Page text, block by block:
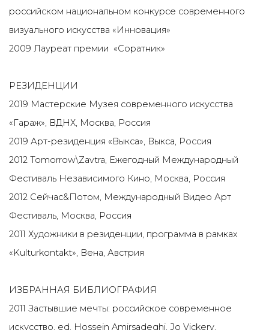
российском национальном конкурсе современного
визуального искусства «Инновация»
2009 Лауреат премии «Соратник»
РЕЗИДЕНЦИИ
2019 Мастерские Музея современного искусства
«Гараж», ВДНХ, Москва, Россия
2019 Арт-резиденция «Выкса», Выкса, Россия
2012 Tomorrow\Zavtra, Ежегодный Международный
Фестиваль Независимого Кино, Москва, Россия
2012 Сейчас&Потом, Международный Видео Арт
Фестиваль, Москва, Россия
2011 Художники в резиденции, программа в рамках
«Kulturkontakt», Вена, Австрия
ИЗБРАННАЯ БИБЛИОГРАФИЯ
2011 Застывшие мечты: российское современное
искусство, ed. Hossein Amirsadeghi, Jo Vickery,